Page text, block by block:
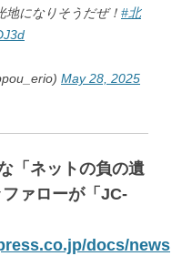
地になりそうだぜ！ #北
May 28, 2025
「ネットの負の遺
ァローが「JC-
docs/news